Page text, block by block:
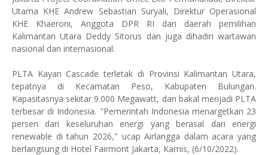
Utama KHE Andrew Sebastian Suryali, Direktur Operasional
KHE Khaeroni, Anggota DPR RI dari daerah pemilihan
Kalimantan Utara Deddy Sitorus dan juga dihadiri wartawan
nasional dan internasional.
PLTA Kayan Cascade terletak di Provinsi Kalimantan Utara,
tepatnya di Kecamatan Peso, Kabupaten Bulungan.
Kapasitasnya sekitar 9.000 Megawatt, dan bakal menjadi PLTA
terbesar di Indonesia. "Pemerintah Indonesia menargetkan 23
persen dari keseluruhan energi yang berasal dari energi
renewable di tahun 2026," ucap Airlangga dalam acara yang
berlangsung di Hotel Fairmont Jakarta, Kamis, (6/10/2022).